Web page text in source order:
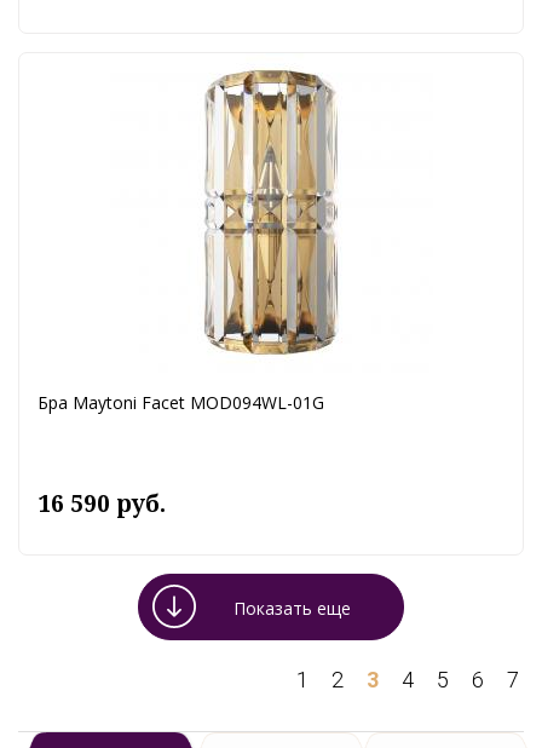
Бра Maytoni Facet MOD094WL-01G
16 590 руб.
Показать еще
1 2 3 4 5 6 7